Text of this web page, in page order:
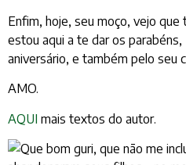
Enfim, hoje, seu moço, vejo que
estou aqui a te dar os parabéns,
aniversário, e também pelo seu
AMO.
AQUI mais textos do autor.